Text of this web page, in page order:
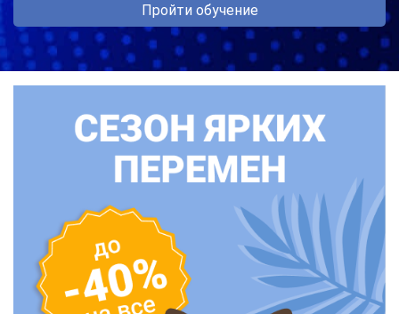
Пройти обучение